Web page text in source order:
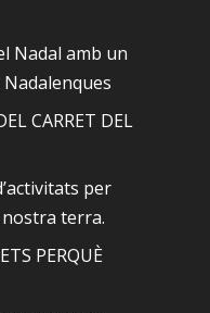
Nadal amb un
Nadalenques
CARRET DEL
per
terra.
PERQUÈ